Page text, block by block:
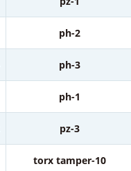
ph-2
ph-3
ph-1
pz-3
torx tamper-10